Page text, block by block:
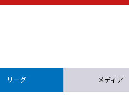
-
リーグ メディア